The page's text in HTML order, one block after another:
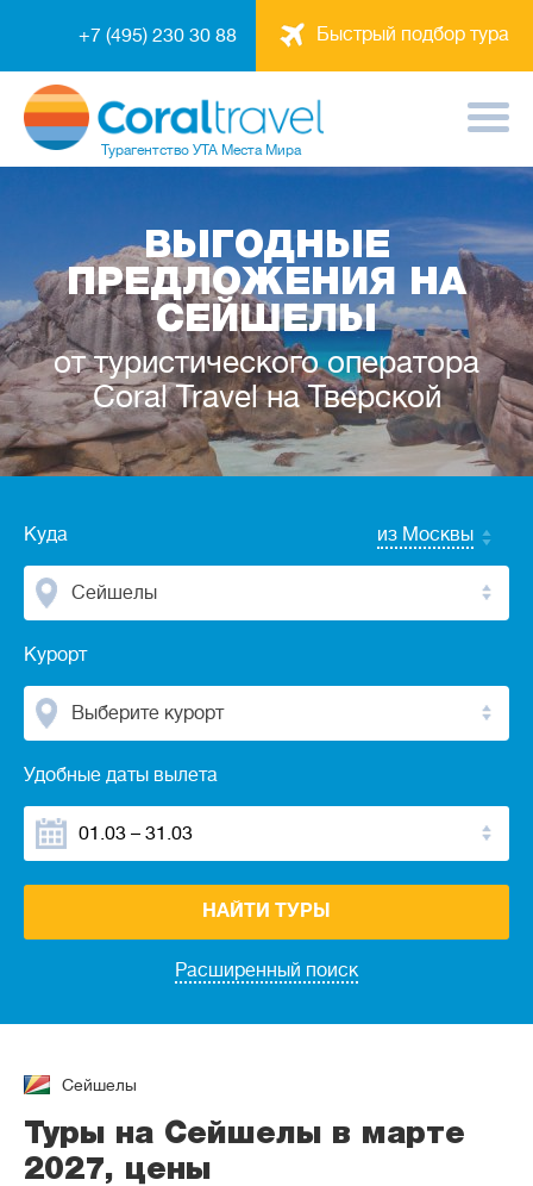
Быстрый подбор тура
+7 (495) 230 30 88
Турагентство УТА Места Мира
ВЫГОДНЫЕ
ПРЕДЛОЖЕНИЯ НА
СЕЙШЕЛЫ
от туристического оператора
Coral Travel на Тверской
Куда из Москвы
Сейшелы
Курорт
Выберите курорт
Удобные даты вылета
Расширенный поиск
НАЙТИ ТУРЫ
Сейшелы
Туры на Сейшелы в марте
2027, цены